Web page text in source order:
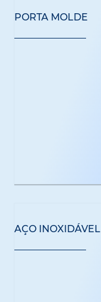
PORTA MOLDE
AÇO INOXIDÁVEL